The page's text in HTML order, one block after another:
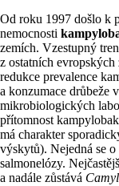
Od roku 1997 došlo k
nemocnosti
zemích. Vzestupný
z ostatních
redukce prevalence
a konzumace drůbeže
mikrobiologických
přítomnost
má charakter
výskytů). Nejedná se
salmonelózy.
a nadále zůstává